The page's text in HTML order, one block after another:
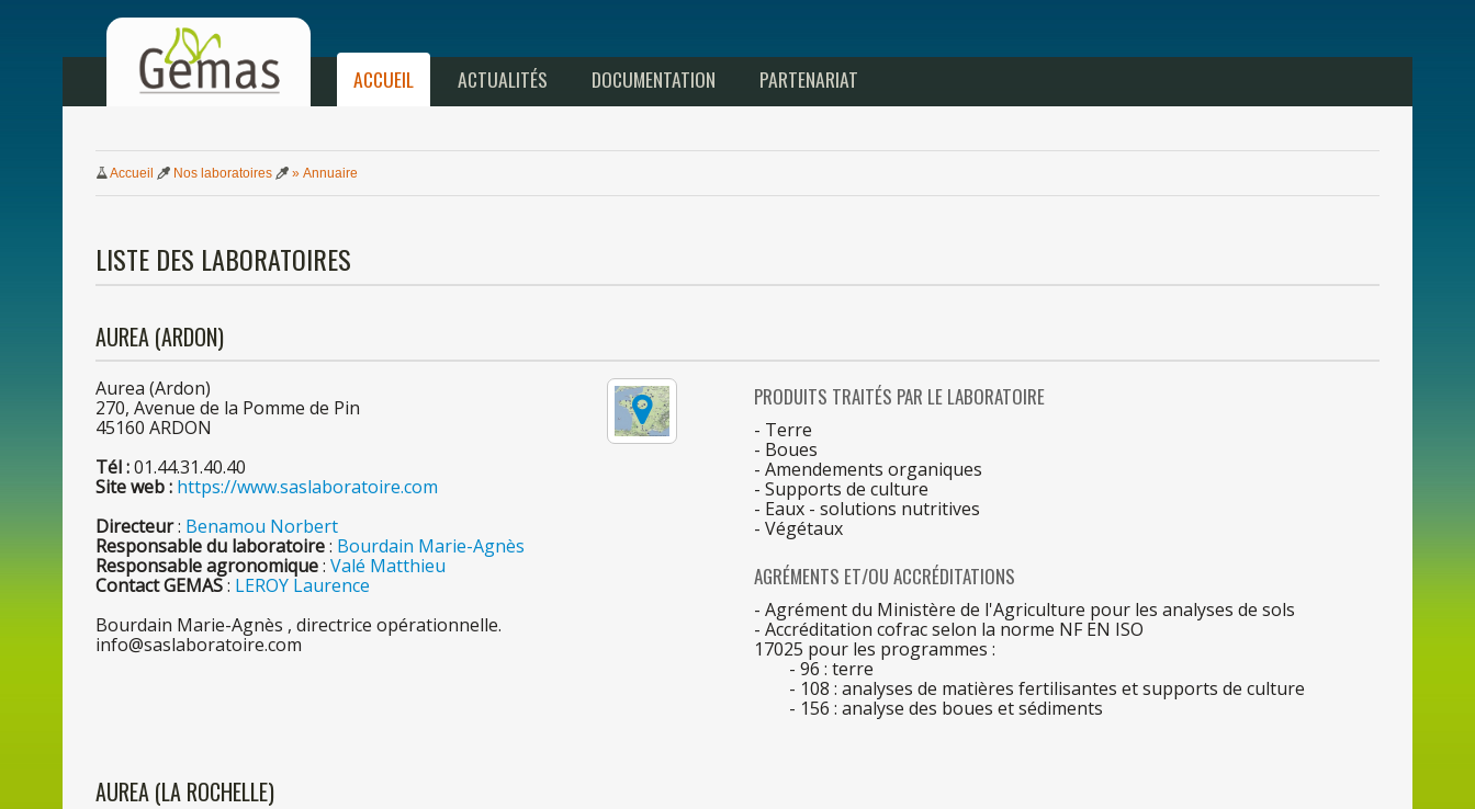
ACCUEIL ACTUALITÉS DOCUMENTATION PARTENARIAT
Accueil Nos laboratoires » Annuaire
LISTE DES LABORATOIRES
AUREA (ARDON)
Aurea (Ardon)
270, Avenue de la Pomme de Pin
45160 ARDON
Tél :01.44.31.40.40
Site web : https://www.saslaboratoire.com
Directeur: Benamou Norbert
Responsabledu laboratoire: Bourdain Marie-Agnès
Responsable agronomique: Valé Matthieu
Contact GEMAS: LEROY Laurence
Bourdain Marie-Agnès , directrice opérationnelle.
info@saslaboratoire.com
PRODUITS TRAITÉS PAR LE LABORATOIRE
- Terre
- Boues
- Amendements organiques
- Supports de culture
- Eaux - solutions nutritives
- Végétaux
AGRÉMENTS ET/OU ACCRÉDITATIONS
- Agrémentdu Ministère de l'Agriculture pour les analyses de sols
- Accréditation cofrac selon la norme NFEN ISO
17025 pour les programmes :
- 96 : terre
- 108 : analyses de matières fertilisantes et supports de culture
- 156 : analyse des boues et sédiments
AUREA (LA ROCHELLE)